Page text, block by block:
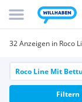
32 Anzeigen in Roco
Filtern